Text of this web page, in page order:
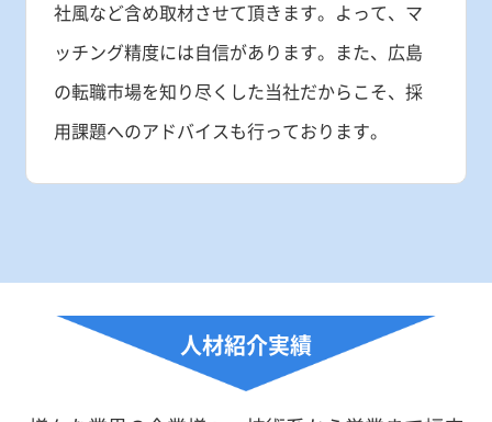
社風など含め取材させて頂きます。よって、マ
ッチング精度には自信があります。また、広島
の転職市場を知り尽くした当社だからこそ、採
用課題へのアドバイスも行っております。
人材紹介実績